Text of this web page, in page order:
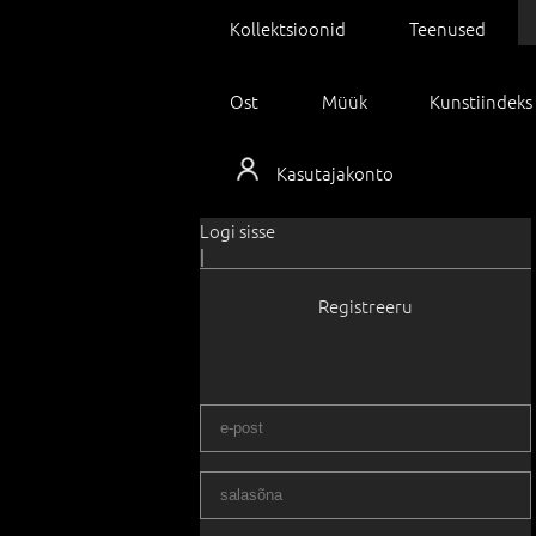
Kollektsioonid Teenused
Ost Müük Kunstiindeks
Kasutajakonto
Logi sisse
|
Registreeru